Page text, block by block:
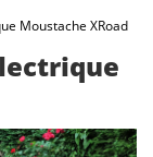
Moustache XRoad